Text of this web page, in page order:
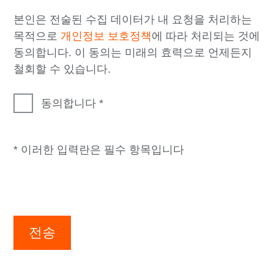
본인은 전술된 수집 데이터가 내 요청을 처리하는
목적으로개인정보 보호정책에 따라 처리되는 것에
동의합니다. 이 동의는 미래의 효력으로 언제든지
철회할 수 있습니다.
동의합니다
* 이러한 입력란은 필수 항목입니다
전송